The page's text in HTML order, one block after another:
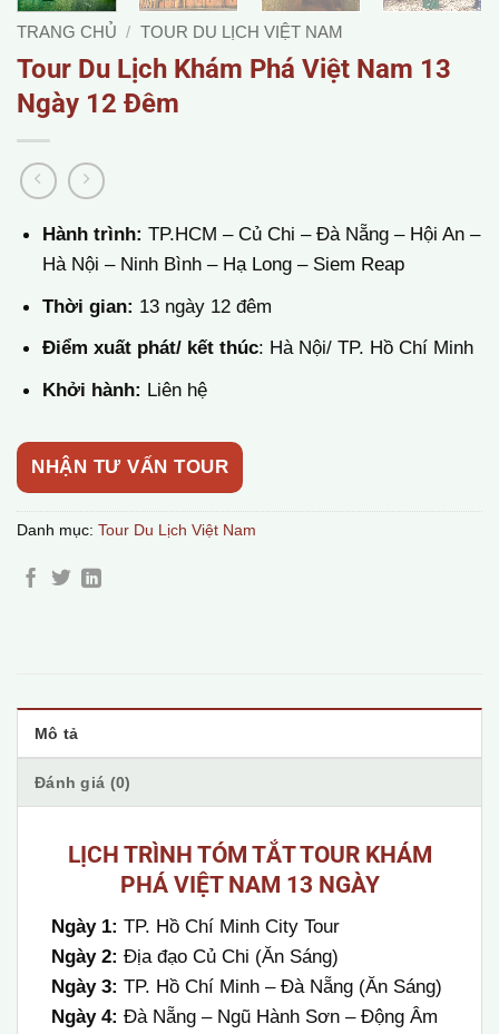
TRANG CHỦ / TOUR DU LỊCH VIỆT NAM
Tour Du Lịch Khám Phá Việt Nam 13
Ngày 12 Đêm
Hành trình: TP.HCM – Củ Chi – Đà Nẵng – Hội An –
Hà Nội – Ninh Bình – Hạ Long – Siem Reap
Thời gian: 13 ngày 12 đêm
Điểm xuất phát/ kết thúc: Hà Nội/ TP. Hồ Chí Minh
Khởi hành: Liên hệ
NHẬN TƯ VẤN TOUR
Danh mục: Tour Du Lịch Việt Nam
Mô tả
Đánh giá (0)
LỊCH TRÌNH TÓM TẮT TOUR KHÁM
PHÁ VIỆT NAM 13 NGÀY
Ngày 1: TP. Hồ Chí Minh City Tour
Ngày 2: Địa đạo Củ Chi (Ăn Sáng)
Ngày 3: TP. Hồ Chí Minh – Đà Nẵng (Ăn Sáng)
Ngày 4: Đà Nẵng – Ngũ Hành Sơn – Động Âm